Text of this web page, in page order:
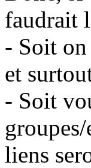
faudrait
- Soit
et
- Soit
liens